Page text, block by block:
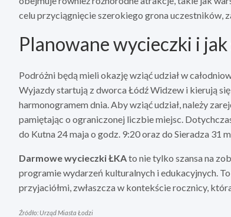
celu przyciągnięcie szerokiego grona uczestników,
Planowane wycieczki i jak
Podróżni będą mieli okazję wziąć udział w
Wyjazdy startują z dworca Łódź Widzew i kierują
harmonogramem dnia. Aby wziąć udział, należy
pamiętając o ograniczonej liczbie miejsc.
do Kutna 24 maja o godz. 9:20 oraz do Sieradza 31
Darmowe wycieczki ŁKAto nie tylko szansa na
programie wydarzeń kulturalnych i edukacyjnych.
przyjaciółmi, zwłaszcza w kontekście rocznicy,
Źródło: Urząd Miasta Łodzi